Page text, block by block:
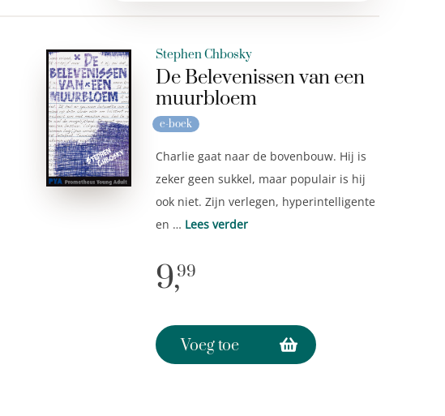
Stephen Chbosky
De Belevenissen van een
muurbloem
e-boek
Charlie gaat naar de bovenbouw. Hij is
zeker geen sukkel, maar populair is hij
ook niet. Zijn verlegen, hyperintelligente
en … Lees verder
9,99
Voeg toe